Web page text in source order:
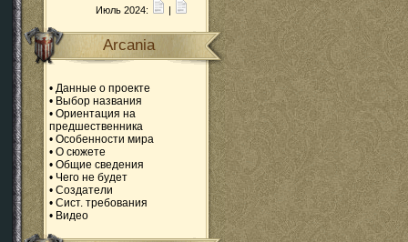
Июль 2024:
|
Arcania
• Данные о проекте
• Выбор названия
• Ориентация на
предшественника
• Особенности мира
• О сюжете
• Общие сведения
• Чего не будет
• Создатели
• Сист. требования
• Видео